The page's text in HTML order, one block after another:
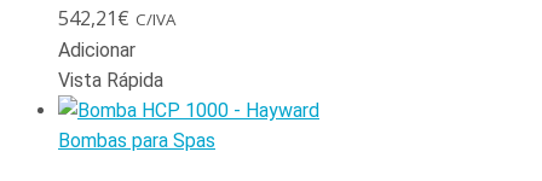
542,21€ C/IVA
Adicionar
Vista Rápida
Bombas para Spas